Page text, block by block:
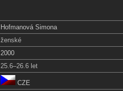
Hofmanová Simona
ženské
2000
25.6–26.6 let
CZE